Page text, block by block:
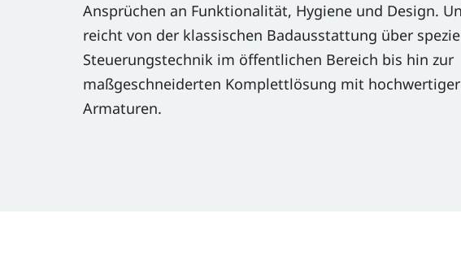
Ansprüchen an Funktionalität, Hygiene und Design.
reicht von der klassischen Badausstattung über
Steuerungstechnik im öffentlichen Bereich bis hin zur
maßgeschneiderten Komplettlösung mit
Armaturen.